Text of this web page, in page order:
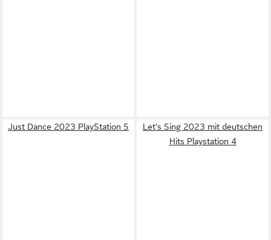
Just Dance 2023 PlayStation 5
Let's Sing 2023 mit deutschen
Hits Playstation 4